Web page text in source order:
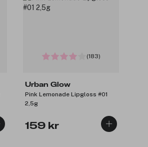
(183)
Urban Glow
Pink Lemonade Lipgloss #01
2,5g
159 kr